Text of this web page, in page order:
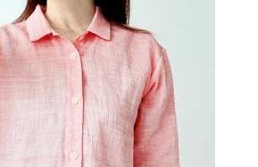
夏 秋
メンズパジャマ
ガーゼ
そろえたい
年齢別におすすめパジ
ャマ
ルームウェア
前開き かぶり
胸がすけない
羽織・バスロ
お買い物ガイド 安心の日本製